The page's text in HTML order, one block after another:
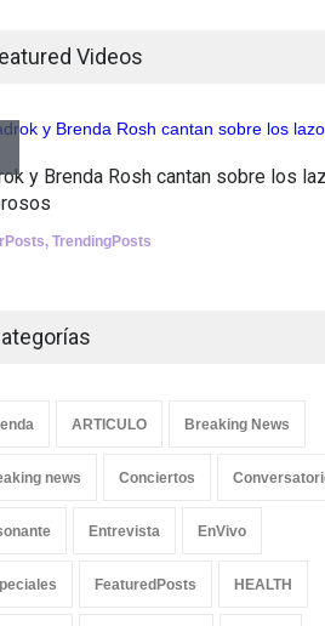
Nuclear fusion closer to
SCIENCE
Videos
y Brenda Rosh cantan sobre los
, TrendingPosts
ARTICULO Breaking News
news Conciertos
Entrevista EnVivo
FeaturedPosts HEALTH